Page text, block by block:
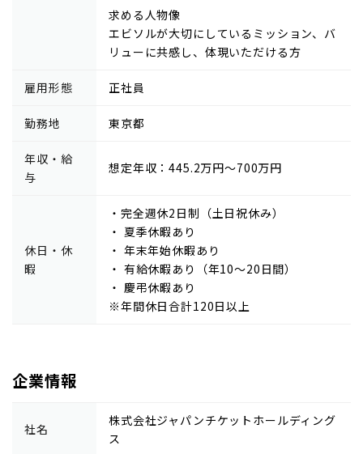
求める人物像
エビソルが大切にしているミッション、バ
リューに共感し、体現いただける方
雇用形態 正社員
勤務地 東京都
年収・給
与
想定年収：445.2万円～700万円
休日・休
暇
・完全週休2日制（土日祝休み）
・ 夏季休暇あり
・ 年末年始休暇あり
・ 有給休暇あり（年10～20日間）
・ 慶弔休暇あり
※年間休日合計120日以上
企業情報
社名
株式会社ジャパンチケットホールディング
ス